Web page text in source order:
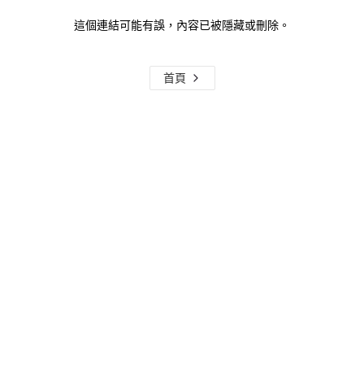
這個連結可能有誤，內容已被隱藏或刪除。
首頁